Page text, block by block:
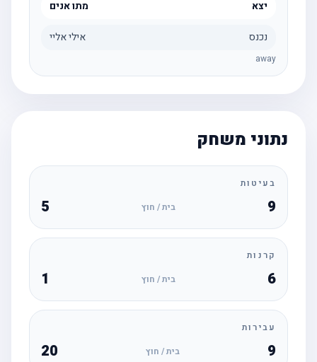
יצא מתו אנים
נכנס אילי אליי
away
נתוני משחק
בעיטות
בית / חוץ
קרנות
בית / חוץ
עבירות
בית / חוץ 20